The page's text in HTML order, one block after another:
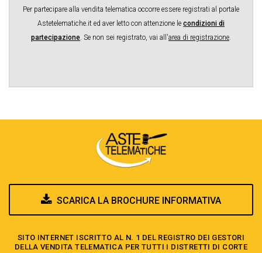
Per partecipare alla vendita telematica occorre essere registrati al portale
Astetelematiche.it ed aver letto con attenzione le condizioni di
partecipazione. Se non sei registrato, vai all'area di registrazione.
SCARICA LA BROCHURE INFORMATIVA
SITO INTERNET ISCRITTO AL N. 1 DEL REGISTRO DEI GESTORI
DELLA VENDITA TELEMATICA PER TUTTI I DISTRETTI DI CORTE